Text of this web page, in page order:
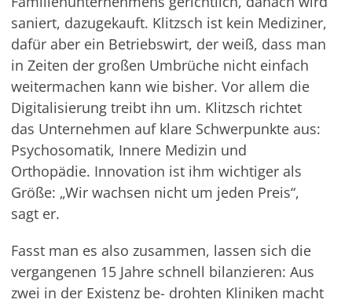
saniert, dazugekauft. Klitzsch ist kein Mediziner,
dafür aber ein Betriebswirt, der weiß, dass man
in Zeiten der großen Umbrüche nicht einfach
weitermachen kann wie bisher. Vor allem die
Digitalisierung treibt ihn um. Klitzsch richtet
das Unternehmen auf klare Schwerpunkte aus:
Psychosomatik, Innere Medizin und
Orthopädie. Innovation ist ihm wichtiger als
Größe: „Wir wachsen nicht um jeden Preis“,
sagt er.
Fasst man es also zusammen, lassen sich die
vergangenen 15 Jahre schnell bilanzieren: Aus
zwei in der Existenz be- drohten Kliniken macht